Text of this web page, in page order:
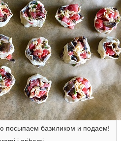
посыпаем базиликом и подаем!